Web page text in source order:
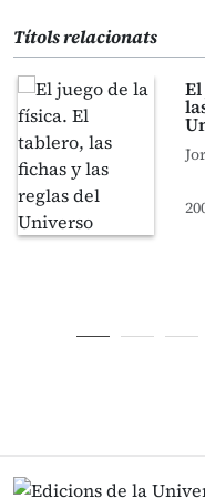
Títols relacionats